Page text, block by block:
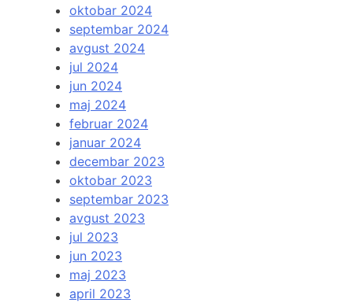
oktobar 2024
septembar 2024
avgust 2024
jul 2024
jun 2024
maj 2024
februar 2024
januar 2024
decembar 2023
oktobar 2023
septembar 2023
avgust 2023
jul 2023
jun 2023
maj 2023
april 2023